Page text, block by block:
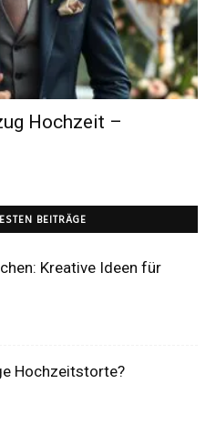
Dein
Portal
rund
das
Hochzeit –
BEITRÄGE
Kreative Ideen für
Hochzeitstorte?